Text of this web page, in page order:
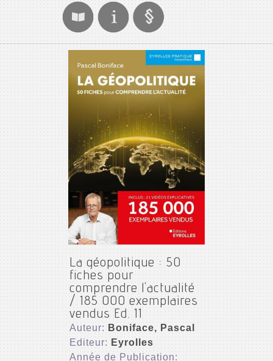
La géopolitique : 50
fiches pour
comprendre l'actualité
/ 185 000 exemplaires
vendus Ed. 11
Auteur: Boniface, Pascal
Editeur: Eyrolles
Année de Publication: